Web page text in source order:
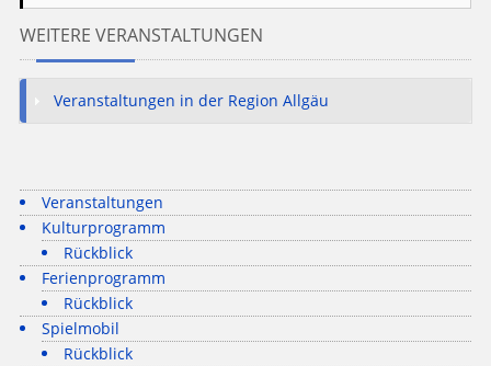
WEITERE VERANSTALTUNGEN
Veranstaltungen in der Region Allgäu
Veranstaltungen
Kulturprogramm
Rückblick
Ferienprogramm
Rückblick
Spielmobil
Rückblick